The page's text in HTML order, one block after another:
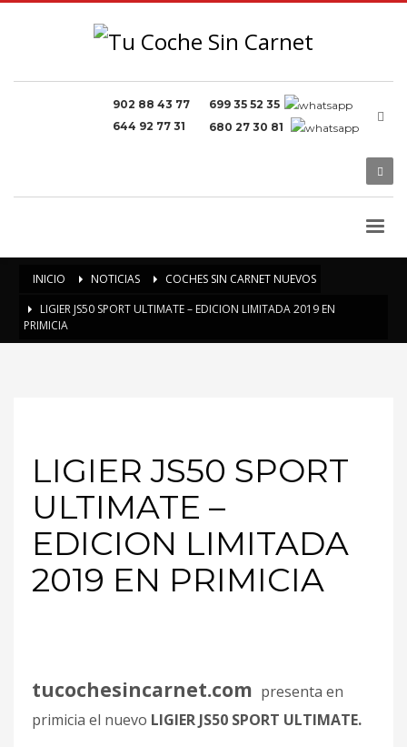
902 88 43 77
644 92 77 31
699 35 52 35
680 27 30 81
INICIO NOTICIAS
COCHES SIN CARNET NUEVOS
LIGIER JS50 SPORT ULTIMATE – EDICION LIMITADA 2019 EN
PRIMICIA
LIGIER JS50 SPORT
ULTIMATE –
EDICION LIMITADA
2019 EN PRIMICIA
tucochesincarnet.com presenta en
primicia el nuevo LIGIER JS50 SPORT ULTIMATE.